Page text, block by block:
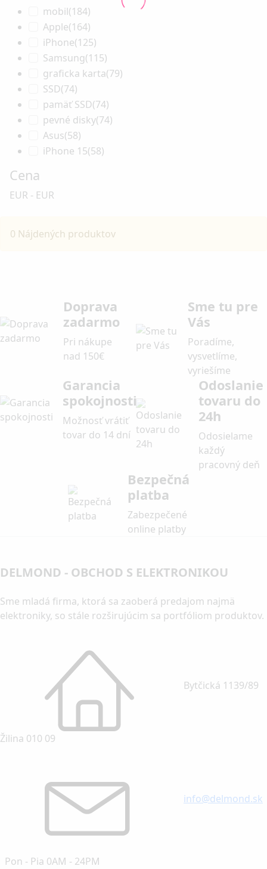
mobil(184)
Apple(164)
iPhone(125)
Samsung(115)
graficka karta(79)
SSD(74)
pamäť SSD(74)
pevné disky(74)
Asus(58)
iPhone 15(58)
Cena
EUR - EUR
0 Nájdených produktov
Doprava
zadarmo
Pri nákupe
nad 150€
Sme tu pre
Vás
Poradíme,
vysvetlíme,
vyriešíme
Garancia
spokojnosti
Možnosť vrátiť
tovar do 14 dní
Odoslanie
tovaru do
24h
Odosielame
každý
pracovný deň
Bezpečná
platba
Zabezpečené
online platby
DELMOND - OBCHOD S ELEKTRONIKOU
Sme mladá firma, ktorá sa zaoberá predajom najmä
elektroniky, so stále rozširujúcim sa portfóliom produktov.
Bytčická 1139/89
Žilina 010 09
info@delmond.sk
Pon - Pia 0AM - 24PM